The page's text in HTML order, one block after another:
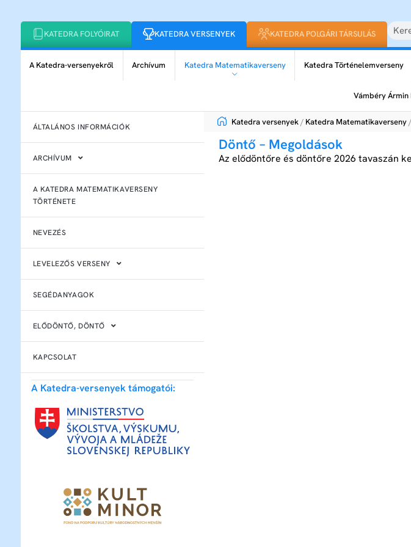
KATEDRA FOLYÓIRAT KATEDRA VERSENYEK KATEDRA POLGÁRI TÁRSULÁS
A Katedra-versenyekről Archívum Katedra Matematikaverseny Katedra Történelemverseny
Vámbéry
ÁLTALÁNOS INFORMÁCIÓK
ARCHÍVUM
A KATEDRA MATEMATIKAVERSENY
TÖRTÉNETE
NEVEZÉS
LEVELEZŐS VERSENY
SEGÉDANYAGOK
ELŐDÖNTŐ, DÖNTŐ
KAPCSOLAT
A Katedra-versenyek támogatói:
Katedra versenyek/ Katedra Matematikaverseny/
Döntő – Megoldások
Az elődöntőre és döntőre 2026 tavaszán